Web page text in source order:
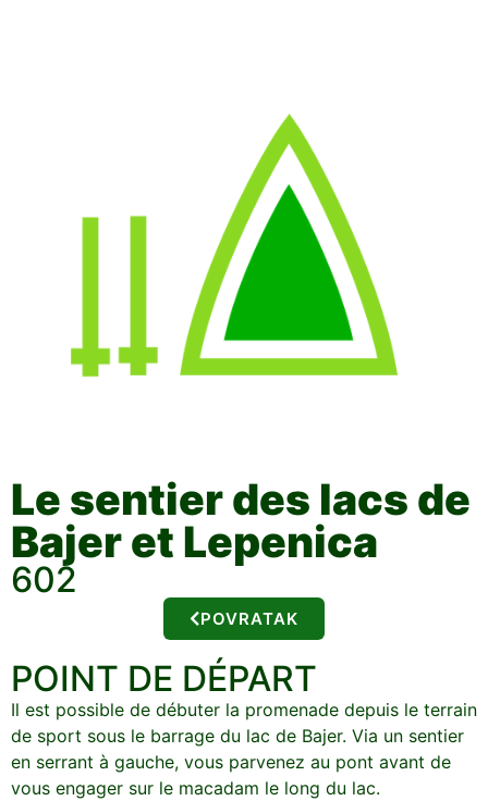
Le sentier des lacs de
Bajer et Lepenica
602
POVRATAK
POINT DE DÉPART
Il est possible de débuter la promenade depuis le terrain
de sport sous le barrage du lac de Bajer. Via un sentier
en serrant à gauche, vous parvenez au pont avant de
vous engager sur le macadam le long du lac.